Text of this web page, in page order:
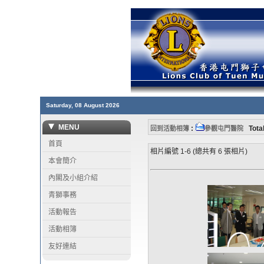
Saturday, 08 August 2026
MENU
首頁
本會簡介
內閣及小組介紹
青獅事務
活動報告
活動相簿
友好連結
回到活動相簿: 參觀屯門醫院
相片編號 1-6 (總共有 6 張相片)